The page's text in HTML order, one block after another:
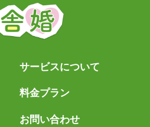
サービスについて
料金プラン
お問い合わせ